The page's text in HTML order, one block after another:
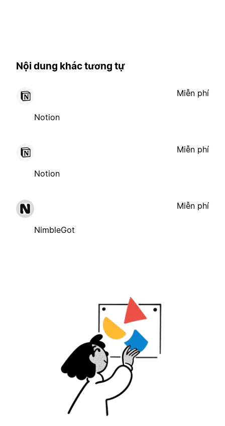
Nội dung khác tương tự
Notion
Miễn phí
Notion
Miễn phí
NimbleGot
Miễn phí